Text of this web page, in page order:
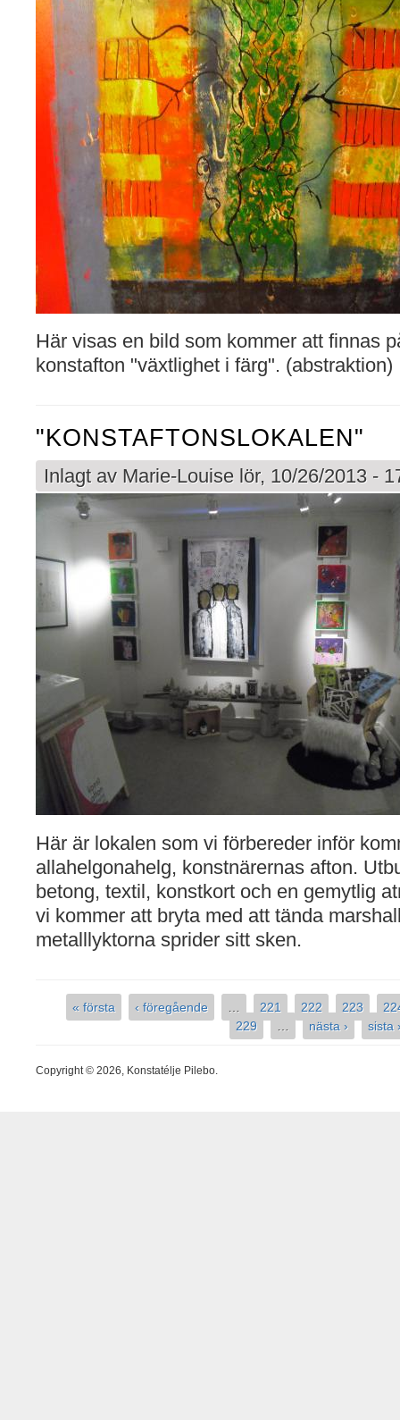
Här visas en bild som kommer att finnas
konstafton "växtlighet i färg". (abstraktion)
"KONSTAFTONSLOKALEN"
Inlagt av Marie-Louise lör, 10/26/2013 -
Här är lokalen som vi förbereder inför
allahelgonahelg, konstnärernas afton.
betong, textil, konstkort och en gemytlig
vi kommer att bryta med att tända
metalllyktorna sprider sitt sken.
Sidor
« första ‹ föregående 221 222 223
229
nästa › sista
Copyright © 2026, Konstatélje Pilebo.